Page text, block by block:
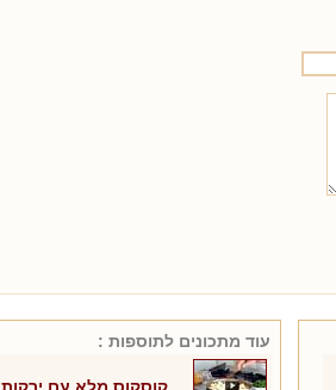
עוד מתכונים לתוספות :